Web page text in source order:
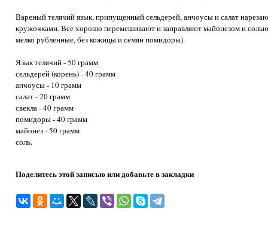
Вареный телячий язык, припущенный сельдерей, анчоусы и салат
кружочками. Все хорошо перемешивают и заправляют майонезом и
мелко рубленные, без кожицы и семян помидоры).
Язык телячий - 50 грамм
сельдерей (корень) - 40 грамм
анчоусы - 10 грамм
салат - 20 грамм
свекла - 40 грамм
помидоры - 40 грамм
майонез - 50 грамм
соль.
Поделитесь этой записью или добавьте в закладки